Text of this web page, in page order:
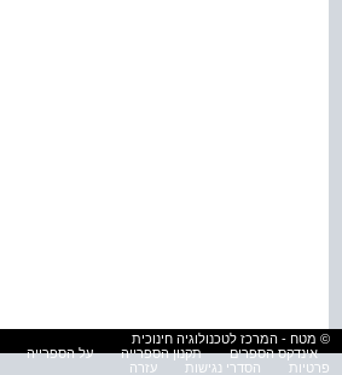
© מטח - המרכז לטכנולוגיה חינוכית
אינדקס הספרים
תקנון הספרייה על הספרייה
פרטיות
הסדרי נגישות עזרה